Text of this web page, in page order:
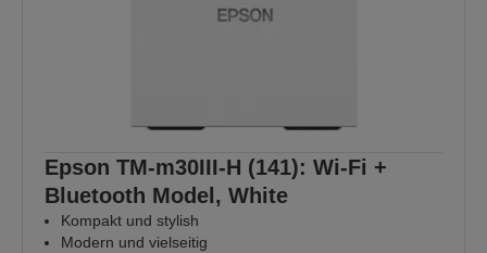
Epson TM-m30III-H (141): Wi-Fi +
Bluetooth Model, White
Kompakt und stylish
Modern und vielseitig